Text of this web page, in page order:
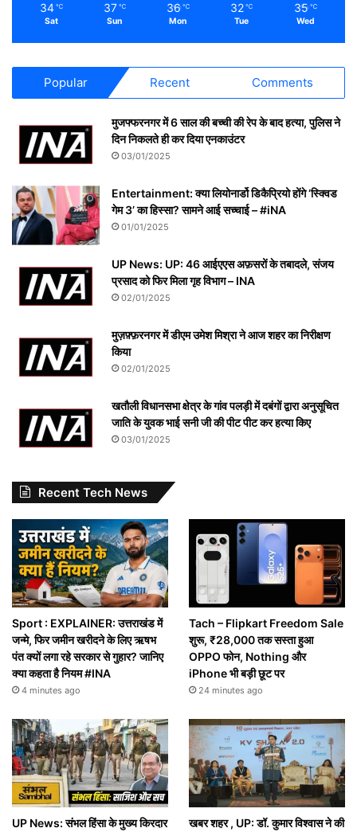
34 ℃
Sat
37 ℃
Sun
36 ℃
Mon
32 ℃
Tue
35 ℃
Wed
Popular Recent Comments
मुजफ्फरनगर में 6 साल की बच्ची की रेप के बाद हत्या, पुलिस ने
दिन निकलते ही कर दिया एनकाउंटर
03/01/2025
Entertainment: क्या लियोनार्डो डिकैप्रियो होंगे ‘स्क्विड
गेम 3’ का हिस्सा? सामने आई सच्चाई – #iNA
01/01/2025
UP News: UP: 46 आईएएस अफ़सरों के तबादले, संजय
प्रसाद को फिर मिला गृह विभाग – INA
02/01/2025
मुज़फ़्फ़रनगर में डीएम उमेश मिश्रा ने आज शहर का निरीक्षण
किया
02/01/2025
खतौली विधानसभा क्षेत्र के गांव पलड़ी में दबंगों द्वारा अनुसूचित
जाति के युवक भाई सनी जी की पीट पीट कर हत्या किए
03/01/2025
Recent Tech News
Sport : EXPLAINER: उत्तराखंड में
जन्मे, फिर जमीन खरीदने के लिए ऋषभ
पंत क्यों लगा रहे सरकार से गुहार? जानिए
क्या कहता है नियम #INA
4 minutes ago
Tach – Flipkart Freedom Sale
शुरू, ₹28,000 तक सस्ता हुआ
OPPO फोन, Nothing और
iPhone भी बड़ी छूट पर
24 minutes ago
UP News: संभल हिंसा के मुख्य किरदार खबर शहर , UP: डॉ. कुमार विश्वास ने की